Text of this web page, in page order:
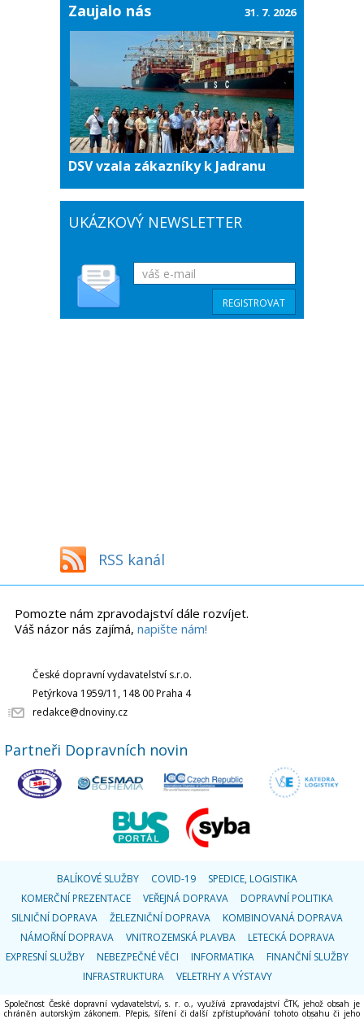
Zaujalo nás
DSV vzala zákazníky k Jadranu
31. 7. 2026
UKÁZKOVÝ NEWSLETTER
RSS kanál
Pomozte nám zpravodajství dále rozvíjet.
Váš názor nás zajímá, napište nám!
České dopravní vydavatelství s.r.o.
Petýrkova 1959/11, 148 00 Praha 4
redakce@dnoviny.cz
Partneři Dopravních novin
BALÍKOVÉ SLUŽBY COVID-19
SPEDICE, LOGISTIKA
KOMERČNÍ PREZENTACE
VEŘEJNÁ DOPRAVA
DOPRAVNÍ POLITIKA
SILNIČNÍ DOPRAVA
ŽELEZNIČNÍ DOPRAVA
KOMBINOVANÁ DOPRAVA
NÁMOŘNÍ DOPRAVA
VNITROZEMSKÁ PLAVBA
LETECKÁ DOPRAVA
EXPRESNÍ SLUŽBY
NEBEZPEČNÉ VĚCI INFORMATIKA
FINANČNÍ SLUŽBY
INFRASTRUKTURA
VELETRHY A VÝSTAVY
Společnost České dopravní vydavatelství, s. r. o., využívá zpravodajství ČTK, jehož obsah je
chráněn autorským zákonem. Přepis, šíření či další zpřístupňování tohoto obsahu či jeho